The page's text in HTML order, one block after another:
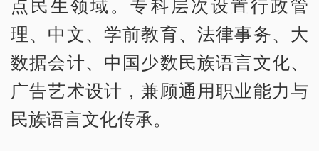
点民生领域。专科层次设置行政管
理、中文、学前教育、法律事务、大
数据会计、中国少数民族语言文化、
广告艺术设计，兼顾通用职业能力与
民族语言文化传承。